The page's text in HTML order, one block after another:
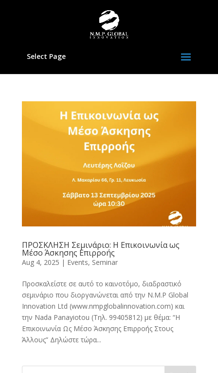
Select Page
ΠΡΟΣΚΛΗΣΗ Σεμινάριο: Η Επικοινωνία ως
Μέσο Άσκησης Επιρροής
Aug 4, 2025 | Events, Seminar
Προσκαλείστε σε αυτό το καινοτόμο, διαδραστικό
σεμινάριο που διοργανώνεται από την N.M.P Global
Innovation Ltd (www.nmpglobalinnovation.com) και
την Nada Panayiotou (Τηλ. 99405812) με θέμα: “Η
Επικοινωνία Ως Μέσο Άσκησης Επιρροής Στους
Άλλους” Δηλώστε τώρα...